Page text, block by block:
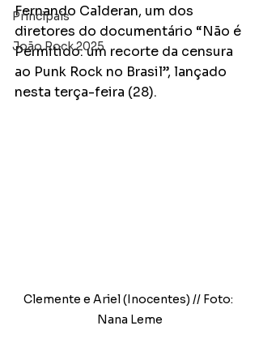
Principais
João Rock 2025
Fernando Calderan, um dos
diretores do documentário “Não é
Permitido: um recorte da censura
ao Punk Rock no Brasil”, lançado
nesta terça-feira (28).
Clemente e Ariel (Inocentes) // Foto:
Nana Leme